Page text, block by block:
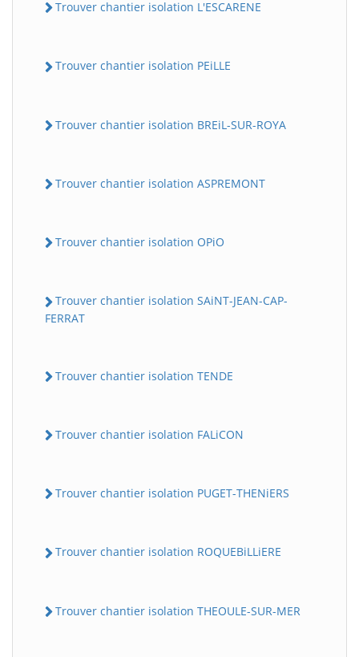
Trouver chantier isolation L'ESCARENE
Trouver chantier isolation PEiLLE
Trouver chantier isolation BREiL-SUR-ROYA
Trouver chantier isolation ASPREMONT
Trouver chantier isolation OPiO
Trouver chantier isolation SAiNT-JEAN-CAP-
FERRAT
Trouver chantier isolation TENDE
Trouver chantier isolation FALiCON
Trouver chantier isolation PUGET-THENiERS
Trouver chantier isolation ROQUEBiLLiERE
Trouver chantier isolation THEOULE-SUR-MER